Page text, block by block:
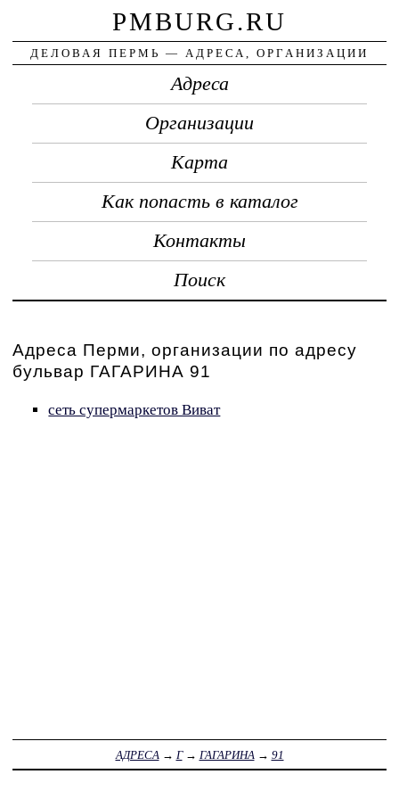
PMBURG.RU
ДЕЛОВАЯ ПЕРМЬ — АДРЕСА, ОРГАНИЗАЦИИ
Адреса
Организации
Карта
Как попасть в каталог
Контакты
Поиск
Адреса Перми, организации по адресу
бульвар ГАГАРИНА 91
сеть супермаркетов Виват
АДРЕСА → Г→ ГАГАРИНА → 91